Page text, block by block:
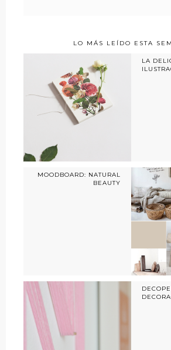
LO MÁS LEÍDO ESTA
LA
MOODBOARD: NATURAL
BEAUTY